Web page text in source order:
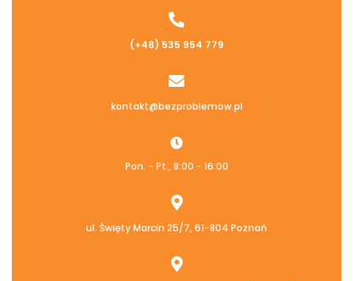
(+48) 535 954 779
kontakt@bezproblemow.pl
Pon. - Pt., 8:00 - 16:00
ul. Święty Marcin 25/7, 61-804 Poznań